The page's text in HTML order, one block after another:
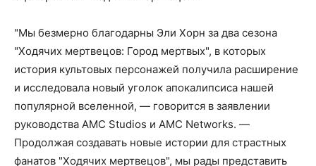
"Мы безмерно благодарны Эли Хорн за два сезона
"Ходячих мертвецов: Город мертвых", в которых
история культовых персонажей получила расширение
и исследовала новый уголок апокалипсиса нашей
популярной вселенной, — говорится в заявлении
руководства AMC Studios и AMC Networks. —
Продолжая создавать новые истории для страстных
фанатов "Ходячих мертвецов", мы рады представить